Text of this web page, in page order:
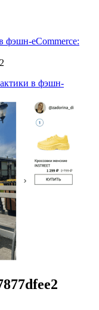
фэшн-eCommerce:
в фэшн-